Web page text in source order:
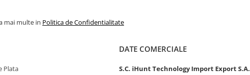
mai multe in Politica de Confidentialitate
Plata
DATE COMERCIALE
S.C. iHunt Technology Import Export S.A.